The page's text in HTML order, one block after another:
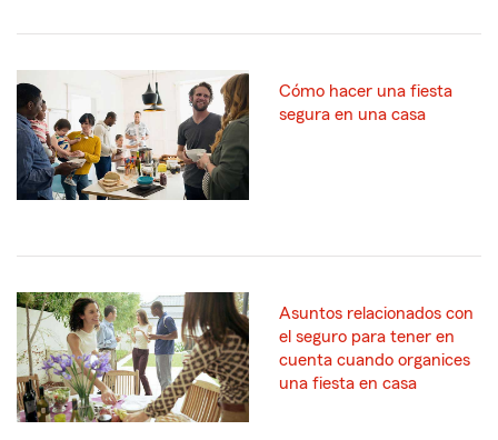
Cómo hacer una fiesta
segura en una casa
Asuntos relacionados con
el seguro para tener en
cuenta cuando organices
una fiesta en casa